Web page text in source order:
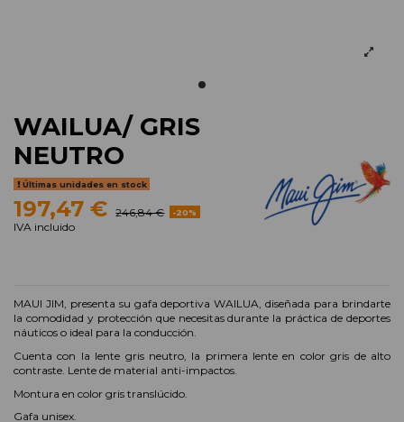
WAILUA/ GRIS
NEUTRO
Últimas unidades en stock
197,47 € 246,84 € -20%
IVA incluido
MAUI JIM, presenta su gafa deportiva WAILUA, diseñada para brindarte
la comodidad y protección que necesitas durante la práctica de deportes
náuticos o ideal para la conducción.
Cuenta con la lente gris neutro, la primera lente en color gris de alto
contraste. Lente de material anti-impactos.
Montura en color gris translúcido.
Gafa unisex.